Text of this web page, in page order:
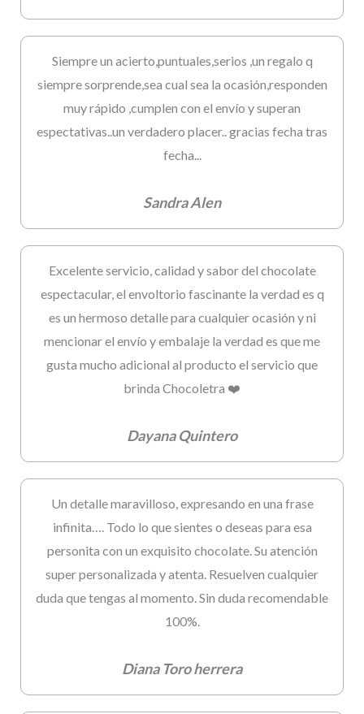
Siempre un acierto,puntuales,serios ,un regalo q
siempre sorprende,sea cual sea la ocasión,responden
muy rápido ,cumplen con el envío y superan
espectativas..un verdadero placer.. gracias fecha tras
fecha...
Sandra Alen
Excelente servicio, calidad y sabor del chocolate
espectacular, el envoltorio fascinante la verdad es q
es un hermoso detalle para cualquier ocasión y ni
mencionar el envío y embalaje la verdad es que me
gusta mucho adicional al producto el servicio que
brinda Chocoletra ❤️
Dayana Quintero
Un detalle maravilloso, expresando en una frase
infinita…. Todo lo que sientes o deseas para esa
personita con un exquisito chocolate. Su atención
super personalizada y atenta. Resuelven cualquier
duda que tengas al momento. Sin duda recomendable
100%.
Diana Toro herrera